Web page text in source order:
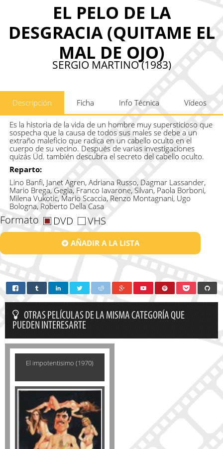
EL PELO DE LA
DESGRACIA (QUITAME EL
MAL DE OJO)
SERGIO MARTINO (1983)
Descripción Ficha Info Técnica Vídeos
Es la historia de la vida de un hombre muy supersticioso que
sospecha que la causa de todos sus males se debe a un
extraño maleficio que radica en un cabello oculto en el
cuerpo de su vecino. Después de varias investigaciones
quizás Üd. también descubra el secreto del cabello oculto.
Reparto:
Lino Banfi, Janet Agren, Adriana Russo, Dagmar Lassander,
Mario Brega, Gegia, Franco Iavarone, Silvan, Paola Borboni,
Milena Vukotic, Mario Scaccia, Renzo Montagnani, Ugo
Bologna, Roberto Della Casa
Formato DVD VHS
AÑADIR A LA LISTA
OTRAS PELÍCULAS DE LA MISMA CATEGORÍA QUE
PUEDEN INTERESARTE
El impotentisimo (1970)